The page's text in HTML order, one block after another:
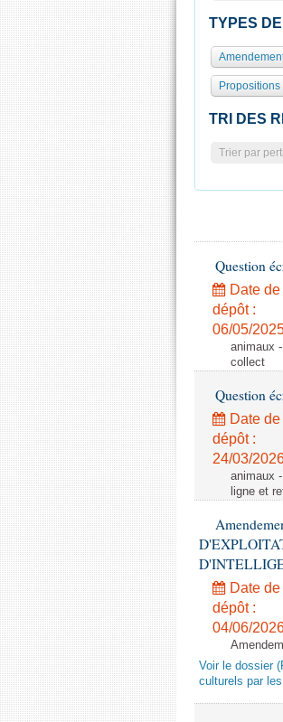
TYPES
TRI DES
Trier par
Question
Date de
dépôt :
06/05/
animaux
collect
Question
Date de
dépôt :
24/03/
animaux
ligne et
Date de
dépôt :
04/06/
Voir le dossier
culturels par